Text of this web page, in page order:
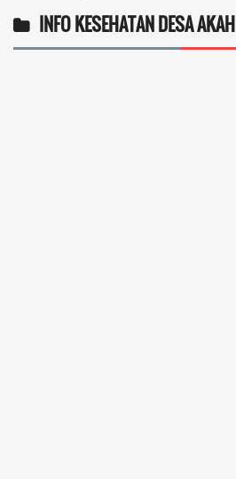
INFO KESEHATAN DESA AKAH